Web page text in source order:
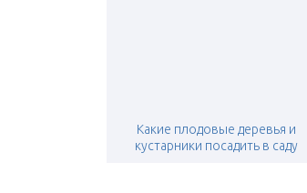
Какие плодовые деревья и
кустарники посадить в саду